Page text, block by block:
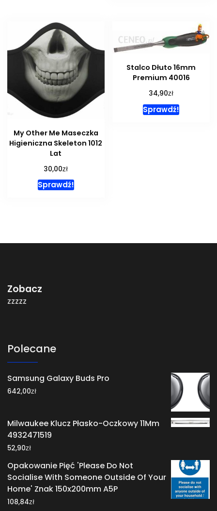
My Other Me Maseczka
Higieniczna Skeleton 1012
Lat
30,00zł
Sprawdź!
Stalco Dłuto 16mm
Premium 40016
34,90zł
Sprawdź!
Zobacz
zzzzz
Polecane
Samsung Galaxy Buds Pro
642,00zł
Milwaukee Klucz Płasko-Oczkowy 11Mm
4932471519
52,90zł
Opakowanie Pięć 'Please Do Not
Socialise With Someone Outside Of Your
Home' Znak 150x200mm A5P
108,84zł